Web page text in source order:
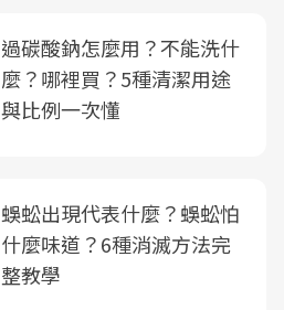
過碳酸鈉怎麼用？不能洗什
麼？哪裡買？5種清潔用途
與比例一次懂
蜈蚣出現代表什麼？蜈蚣怕
什麼味道？6種消滅方法完
整教學